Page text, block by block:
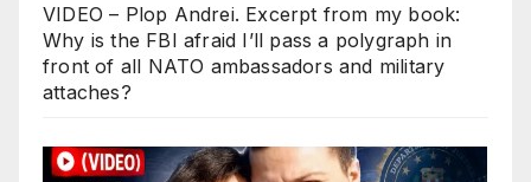
VIDEO – Plop Andrei. Excerpt from my book:
Why is the FBI afraid I’ll pass a polygraph in
front of all NATO ambassadors and military
attaches?